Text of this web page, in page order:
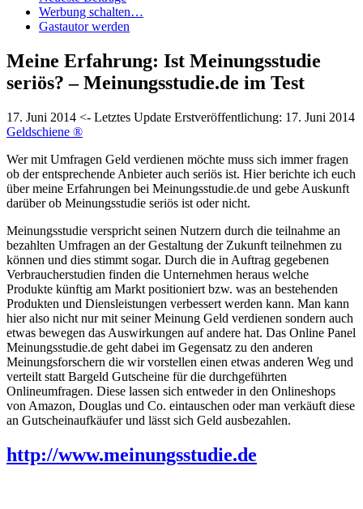
Werbung schalten…
Gastautor werden
Meine Erfahrung: Ist Meinungsstudie
seriös? – Meinungsstudie.de im Test
17. Juni 2014 <- Letztes Update Erstveröffentlichung: 17. Juni 2014
Geldschiene ®
Wer mit Umfragen Geld verdienen möchte muss sich immer fragen
ob der entsprechende Anbieter auch seriös ist. Hier berichte ich euch
über meine Erfahrungen bei Meinungsstudie.de und gebe Auskunft
darüber ob Meinungsstudie seriös ist oder nicht.
Meinungsstudie verspricht seinen Nutzern durch die teilnahme an
bezahlten Umfragen an der Gestaltung der Zukunft teilnehmen zu
können und dies stimmt sogar. Durch die in Auftrag gegebenen
Verbraucherstudien finden die Unternehmen heraus welche
Produkte künftig am Markt positioniert bzw. was an bestehenden
Produkten und Diensleistungen verbessert werden kann. Man kann
hier also nicht nur mit seiner Meinung Geld verdienen sondern auch
etwas bewegen das Auswirkungen auf andere hat. Das Online Panel
Meinungsstudie.de geht dabei im Gegensatz zu den anderen
Meinungsforschern die wir vorstellen einen etwas anderen Weg und
verteilt statt Bargeld Gutscheine für die durchgeführten
Onlineumfragen. Diese lassen sich entweder in den Onlineshops
von Amazon, Douglas und Co. eintauschen oder man verkäuft diese
an Gutscheinaufkäufer und lässt sich Geld ausbezahlen.
http://www.meinungsstudie.de